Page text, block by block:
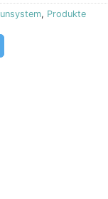
, Produkte